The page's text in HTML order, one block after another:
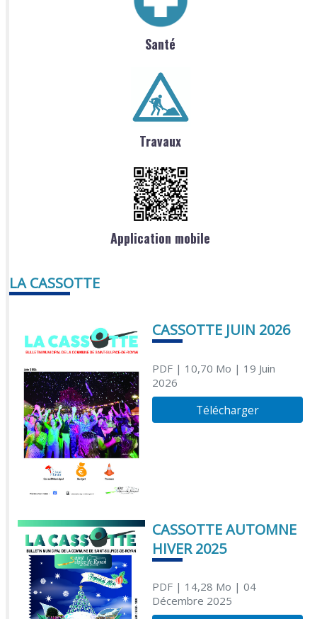
Santé
Travaux
Application mobile
LA CASSOTTE
CASSOTTE JUIN 2026
PDF| 10,70 Mo | 19 Juin
2026
Télécharger
CASSOTTE AUTOMNE
HIVER 2025
PDF| 14,28 Mo | 04
Décembre 2025